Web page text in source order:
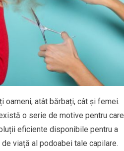
oameni, atât bărbați, cât și femei.
o serie de motive pentru care
eficiente disponibile pentru a
viață al podoabei tale capilare.